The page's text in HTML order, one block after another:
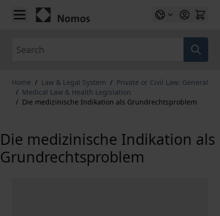
Skip to Content
Home / Law & Legal System / Private or Civil Law: General
/ Medical Law & Health Legislation
/ Die medizinische Indikation als Grundrechtsproblem
Die medizinische Indikation als
Grundrechtsproblem